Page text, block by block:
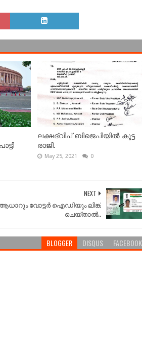
ലക്ഷദ്വീപ് ബിജെപിയിൽ കൂട്ട
രാജി.
May 25, 2021 0
NEXT
വോട്ടർ ഐഡിയും ലിങ്ക്
ചെയ്‌താൽ..
BLOGGER DISQUS FACEBOOK